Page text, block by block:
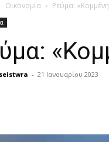
Οικονομία Ρεύμα:
- 21 Ιανουαρίου 2023